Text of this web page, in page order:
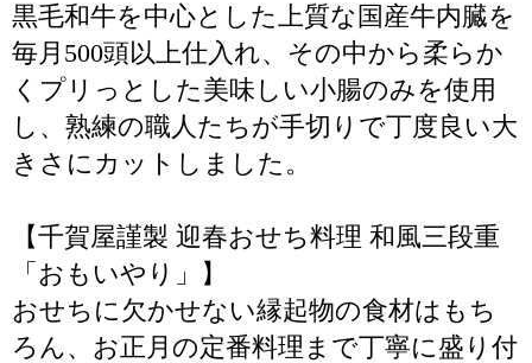
黒毛和牛を中心とした上質な国産牛内臓を
毎月500頭以上仕入れ、その中から柔らか
くプリっとした美味しい小腸のみを使用
し、熟練の職人たちが手切りで丁度良い大
きさにカットしました。
【千賀屋謹製 迎春おせち料理 和風三段重
「おもいやり」】
おせちに欠かせない縁起物の食材はもち
ろん、お正月の定番料理まで丁寧に盛り付